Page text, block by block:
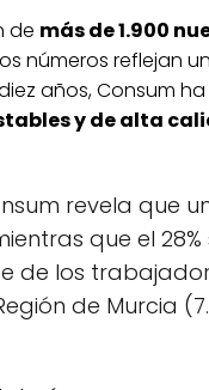
de más de 1.900
números reflejan
años, Consum
y de alta
revela que
que el
de los
de Murcia